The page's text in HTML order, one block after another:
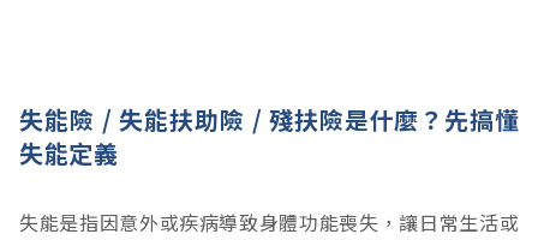
失能險 / 失能扶助險 / 殘扶險是什麼？先搞懂
失能定義
失能是指因意外或疾病導致身體功能喪失，讓日常生活或